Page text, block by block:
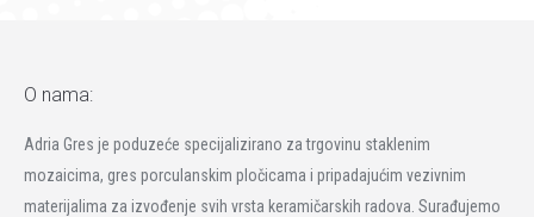
O nama:
Adria Gres je poduzeće specijalizirano za trgovinu staklenim
mozaicima, gres porculanskim pločicama i pripadajućim vezivnim
materijalima za izvođenje svih vrsta keramičarskih radova. Surađujemo